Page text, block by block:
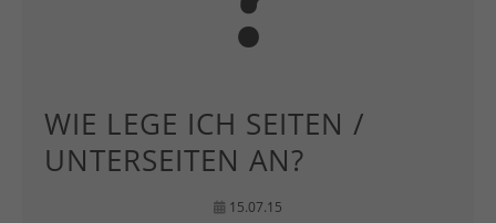
WIE LEGE ICH SEITEN /
UNTERSEITEN AN?
15.07.15